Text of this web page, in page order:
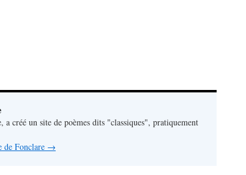
a créé un site de poèmes dits "classiques", pratiquement
de Fonclare →